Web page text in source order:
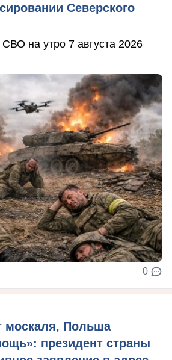
Северского
на утро 7 августа 2026
0
москаля, Польша
президент страны